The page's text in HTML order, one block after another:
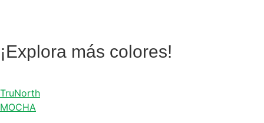
¡Explora más colores!
TruNorth
MOCHA